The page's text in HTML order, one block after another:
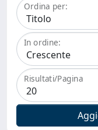
Ordina per:
In ordine:
Risultati/Pagina